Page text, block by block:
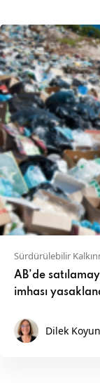
Sürdürülebilir
AB’de
imhası
Dilek